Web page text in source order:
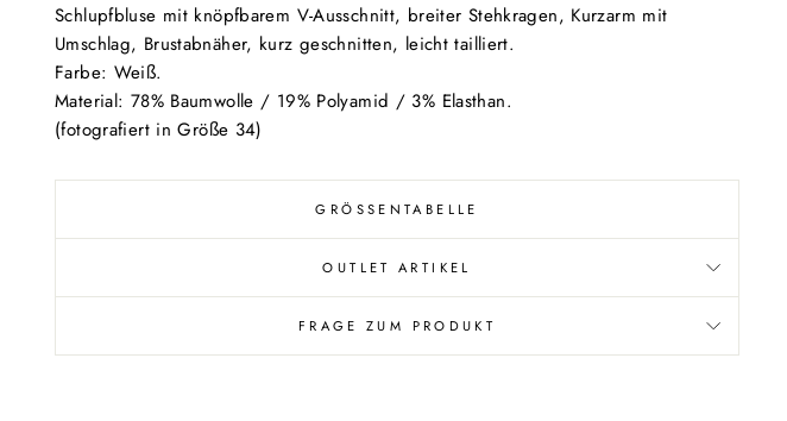
Schlupfbluse mit knöpfbarem V-Ausschnitt, breiter Stehkragen, Kurzarm mit
Umschlag, Brustabnäher, kurz geschnitten, leicht tailliert.
Farbe: Weiß.
Material: 78% Baumwolle / 19% Polyamid / 3% Elasthan.
(fotografiert in Größe 34)
GRÖSSENTABELLE
OUTLET ARTIKEL
FRAGE ZUM PRODUKT